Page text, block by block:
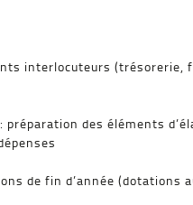
interlocuteurs (trésorerie,
des éléments
de fin d’année (dotations